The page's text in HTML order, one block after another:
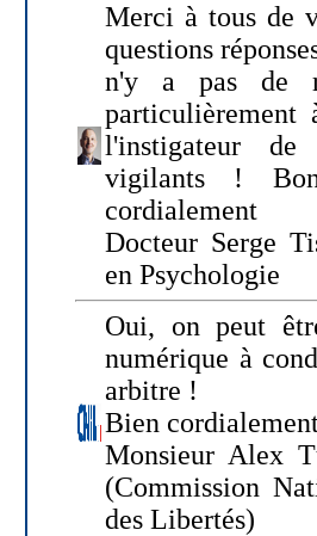
Merci à tous de
questions
n'y a pas de
l'instigateur de
vigilants !
cordialement
Docteur Serge
en Psychologie
Oui, on peut
numérique à
arbitre !
Bien
Monsieur Alex
(Commission
des Libertés)